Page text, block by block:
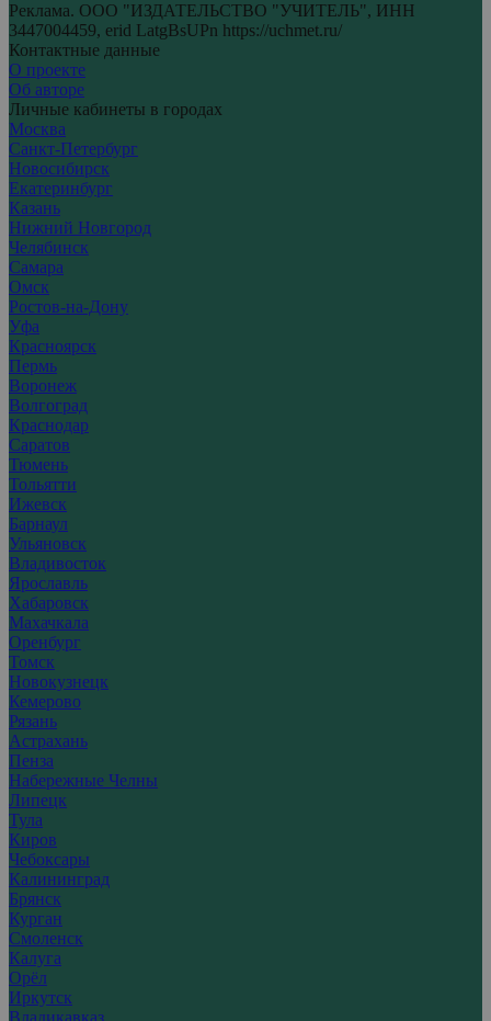
Реклама. ООО "ИЗДАТЕЛЬСТВО "УЧИТЕЛЬ", ИНН
3447004459, erid LatgBsUPn https://uchmet.ru/
Контактные данные
О проекте
Об авторе
Личные кабинеты в городах
Москва
Санкт-Петербург
Новосибирск
Екатеринбург
Казань
Нижний Новгород
Челябинск
Самара
Омск
Ростов-на-Дону
Уфа
Красноярск
Пермь
Воронеж
Волгоград
Краснодар
Саратов
Тюмень
Тольятти
Ижевск
Барнаул
Ульяновск
Владивосток
Ярославль
Хабаровск
Махачкала
Оренбург
Томск
Новокузнецк
Кемерово
Рязань
Астрахань
Пенза
Набережные Челны
Липецк
Тула
Киров
Чебоксары
Калининград
Брянск
Курган
Смоленск
Калуга
Орёл
Иркутск